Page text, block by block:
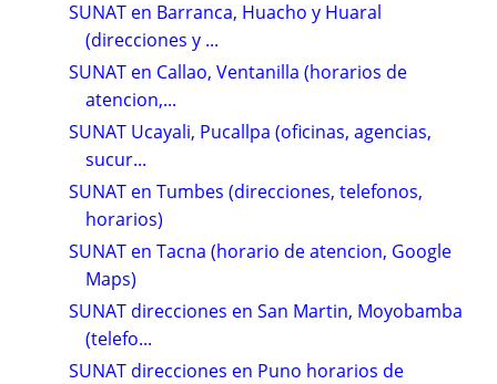
SUNAT en Barranca, Huacho y Huaral
(direcciones y ...
SUNAT en Callao, Ventanilla (horarios de
atencion,...
SUNAT Ucayali, Pucallpa (oficinas, agencias,
sucur...
SUNAT en Tumbes (direcciones, telefonos,
horarios)
SUNAT en Tacna (horario de atencion, Google
Maps)
SUNAT direcciones en San Martin, Moyobamba
(telefo...
SUNAT direcciones en Puno horarios de